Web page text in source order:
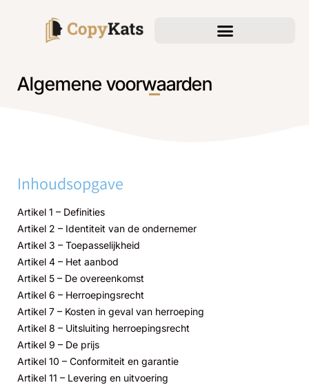
Algemene voorwaarden
Inhoudsopgave
Artikel 1 – Definities
Artikel 2 – Identiteit van de ondernemer
Artikel 3 – Toepasselijkheid
Artikel 4 – Het aanbod
Artikel 5 – De overeenkomst
Artikel 6 – Herroepingsrecht
Artikel 7 – Kosten in geval van herroeping
Artikel 8 – Uitsluiting herroepingsrecht
Artikel 9 – De prijs
Artikel 10 – Conformiteit en garantie
Artikel 11 – Levering en uitvoering